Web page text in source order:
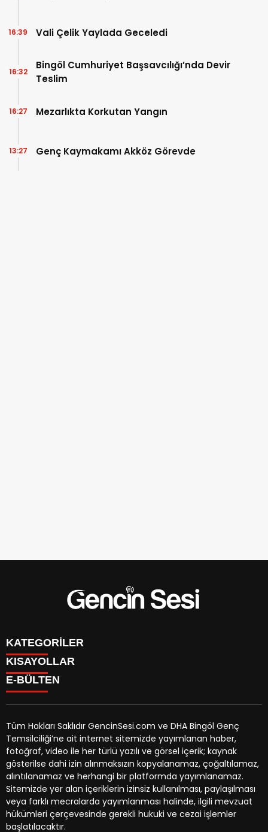
Vali Çelik Yaylada Geceledi
16:39
Bingöl Cumhuriyet Başsavcılığı’nda Devir
Teslim
16:32
Mezarlıkta Korkutan Yangın
16:27
Genç Kaymakamı Akköz Görevde
13:27
KATEGORİLER
GENÇ
BİNGÖL
ÖZEL HABER
EKONOMİ
YEREL HABERLER
CANLI BORSA
KÜNYE
İLETİŞİM
KISAYOLLAR
BURÇLAR
CANLI TV
HAVA DURUMU
NÖBETÇİ ECZANELER
TRAFİK DURUMU
YEREL HABERLER
GAZETELER
E-BÜLTEN
gencinsesi.com e-bültenine abone olarak, tarafınıza haber,
duyuru ve kampanya içerikli e-postaların gönderilmesini
kabul etmiş olursunuz.
Tüm Hakları Saklıdır GencinSesi.com ve DHA Bingöl Genç
Temsilciliği’ne ait internet sitemizde yayımlanan haber,
fotoğraf, video ile her türlü yazılı ve görsel içerik; kaynak
gösterilse dahi izin alınmaksızın kopyalanamaz, çoğaltılamaz,
alıntılanamaz ve herhangi bir platformda yayımlanamaz.
Sitemizde yer alan içeriklerin izinsiz kullanılması, paylaşılması
veya farklı mecralarda yayımlanması halinde, ilgili mevzuat
hükümleri çerçevesinde gerekli hukuki ve cezai işlemler
başlatılacaktır.